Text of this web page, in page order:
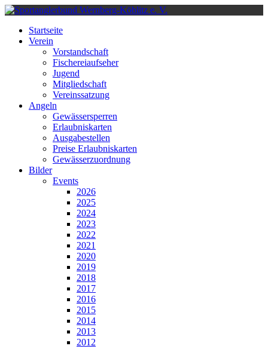
Startseite
Verein
Vorstandschaft
Fischereiaufseher
Jugend
Mitgliedschaft
Vereinssatzung
Angeln
Gewässersperren
Erlaubniskarten
Ausgabestellen
Preise Erlaubniskarten
Gewässerzuordnung
Bilder
Events
2026
2025
2024
2023
2022
2021
2020
2019
2018
2017
2016
2015
2014
2013
2012